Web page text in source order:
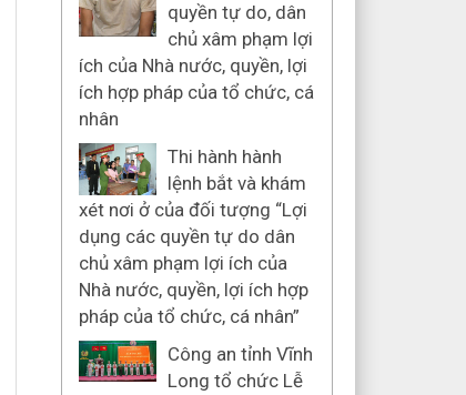
quyền tự do, dân
chủ xâm phạm lợi
ích của Nhà nước, quyền, lợi
ích hợp pháp của tổ chức, cá
nhân
Thi hành hành
lệnh bắt và khám
xét nơi ở của đối tượng “Lợi
dụng các quyền tự do dân
chủ xâm phạm lợi ích của
Nhà nước, quyền, lợi ích hợp
pháp của tổ chức, cá nhân”
Công an tỉnh Vĩnh
Long tổ chức Lễ